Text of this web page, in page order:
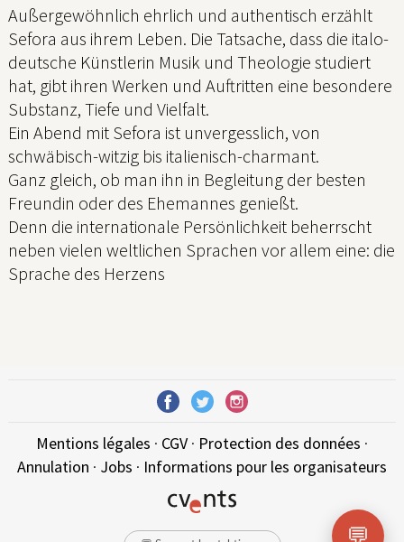
Außergewöhnlich ehrlich und authentisch erzählt
Sefora aus ihrem Leben. Die Tatsache, dass die italo-
deutsche Künstlerin Musik und Theologie studiert
hat, gibt ihren Werken und Auftritten eine besondere
Substanz, Tiefe und Vielfalt.
Ein Abend mit Sefora ist unvergesslich, von
schwäbisch-witzig bis italienisch-charmant.
Ganz gleich, ob man ihn in Begleitung der besten
Freundin oder des Ehemannes genießt.
Denn die internationale Persönlichkeit beherrscht
neben vielen weltlichen Sprachen vor allem eine: die
Sprache des Herzens
Mentions légales · CGV· Protection des données ·
Annulation · Jobs · Informations pour les organisateurs
💬